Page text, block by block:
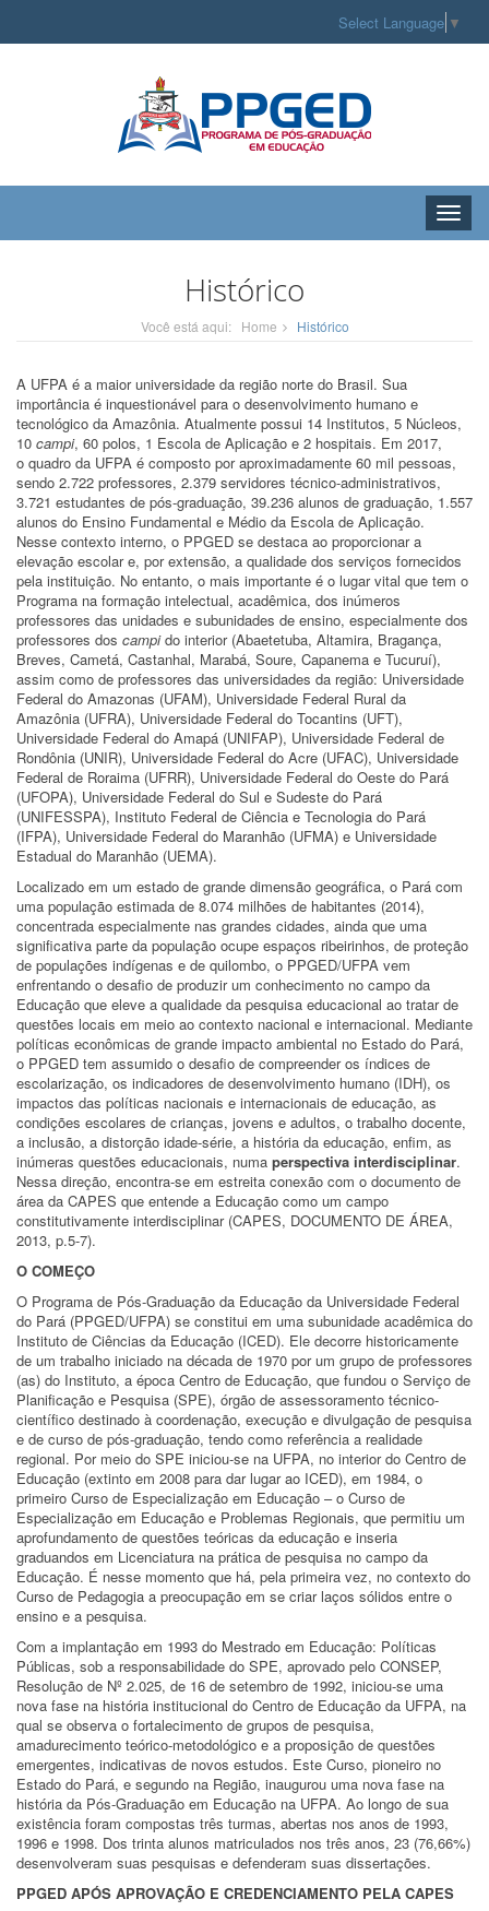
Select Language ▼
Toggle
Histórico
Você está aqui: Home Histórico
A UFPA é a maior universidade da região norte do Brasil. Sua
importância é inquestionável para o desenvolvimento humano e
tecnológico da Amazônia. Atualmente possui 14 Institutos, 5 Núcleos,
10 campi, 60 polos, 1 Escola de Aplicação e 2 hospitais. Em 2017,
o quadro da UFPA é composto por aproximadamente 60 mil pessoas,
sendo 2.722 professores, 2.379 servidores técnico-administrativos,
3.721 estudantes de pós-graduação, 39.236 alunos de graduação, 1.557
alunos do Ensino Fundamental e Médio da Escola de Aplicação.
Nesse contexto interno, o PPGED se destaca ao proporcionar a
elevação escolar e, por extensão, a qualidade dos serviços fornecidos
pela instituição. No entanto, o mais importante é o lugar vital que tem o
Programa na formação intelectual, acadêmica, dos inúmeros
professores das unidades e subunidades de ensino, especialmente dos
professores dos campido interior (Abaetetuba, Altamira, Bragança,
Breves, Cametá, Castanhal, Marabá, Soure, Capanema e Tucuruí),
assim como de professores das universidades da região: Universidade
Federal do Amazonas (UFAM), Universidade Federal Rural da
Amazônia (UFRA), Universidade Federal do Tocantins (UFT),
Universidade Federal do Amapá (UNIFAP), Universidade Federal de
Rondônia (UNIR), Universidade Federal do Acre (UFAC), Universidade
Federal de Roraima (UFRR), Universidade Federal do Oeste do Pará
(UFOPA), Universidade Federal do Sul e Sudeste do Pará
(UNIFESSPA), Instituto Federal de Ciência e Tecnologia do Pará
(IFPA), Universidade Federal do Maranhão (UFMA) e Universidade
Estadual do Maranhão (UEMA).
Localizado em um estado de grande dimensão geográfica, o Pará com
uma população estimada de 8.074 milhões de habitantes (2014),
concentrada especialmente nas grandes cidades, ainda que uma
significativa parte da população ocupe espaços ribeirinhos, de proteção
de populações indígenas e de quilombo, o PPGED/UFPA vem
enfrentando o desafio de produzir um conhecimento no campo da
Educação que eleve a qualidade da pesquisa educacional ao tratar de
questões locais em meio ao contexto nacional e internacional. Mediante
políticas econômicas de grande impacto ambiental no Estado do Pará,
o PPGED tem assumido o desafio de compreender os índices de
escolarização, os indicadores de desenvolvimento humano (IDH), os
impactos das políticas nacionais e internacionais de educação, as
condições escolares de crianças, jovens e adultos, o trabalho docente,
a inclusão, a distorção idade-série, a história da educação, enfim, as
inúmeras questões educacionais, numa perspectiva interdisciplinar.
Nessa direção, encontra-se em estreita conexão com o documento de
área da CAPES que entende a Educação como um campo
constitutivamente interdisciplinar (CAPES, DOCUMENTO DE ÁREA,
2013, p.5-7).
O COMEÇO
O Programa de Pós-Graduação da Educação da Universidade Federal
do Pará (PPGED/UFPA) se constitui em uma subunidade acadêmica do
Instituto de Ciências da Educação (ICED). Ele decorre historicamente
de um trabalho iniciado na década de 1970 por um grupo de professores
(as) do Instituto, a época Centro de Educação, que fundou o Serviço de
Planificação e Pesquisa (SPE), órgão de assessoramento técnico-
científico destinado à coordenação, execução e divulgação de pesquisa
e de curso de pós-graduação, tendo como referência a realidade
regional. Por meio do SPE iniciou-se na UFPA, no interior do Centro de
Educação (extinto em 2008 para dar lugar ao ICED), em 1984, o
primeiro Curso de Especialização em Educação – o Curso de
Especialização em Educação e Problemas Regionais, que permitiu um
aprofundamento de questões teóricas da educação e inseria
graduandos em Licenciatura na prática de pesquisa no campo da
Educação. É nesse momento que há, pela primeira vez, no contexto do
Curso de Pedagogia a preocupação em se criar laços sólidos entre o
ensino e a pesquisa.
Com a implantação em 1993 do Mestrado em Educação: Políticas
Públicas, sob a responsabilidade do SPE, aprovado pelo CONSEP,
Resolução de Nº 2.025, de 16 de setembro de 1992, iniciou-se uma
nova fase na história institucional do Centro de Educação da UFPA, na
qual se observa o fortalecimento de grupos de pesquisa,
amadurecimento teórico-metodológico e a proposição de questões
emergentes, indicativas de novos estudos. Este Curso, pioneiro no
Estado do Pará, e segundo na Região, inaugurou uma nova fase na
história da Pós-Graduação em Educação na UFPA. Ao longo de sua
existência foram compostas três turmas, abertas nos anos de 1993,
1996 e 1998. Dos trinta alunos matriculados nos três anos, 23 (76,66%)
desenvolveram suas pesquisas e defenderam suas dissertações.
PPGED APÓS APROVAÇÃO E CREDENCIAMENTO PELA CAPES